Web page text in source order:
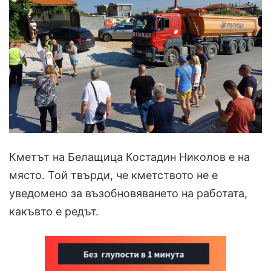
Кметът на Белащица Костадин Николов е на
място. Той твърди, че кметството не е
уведомено за възобновяването на работата,
какъвто е редът.